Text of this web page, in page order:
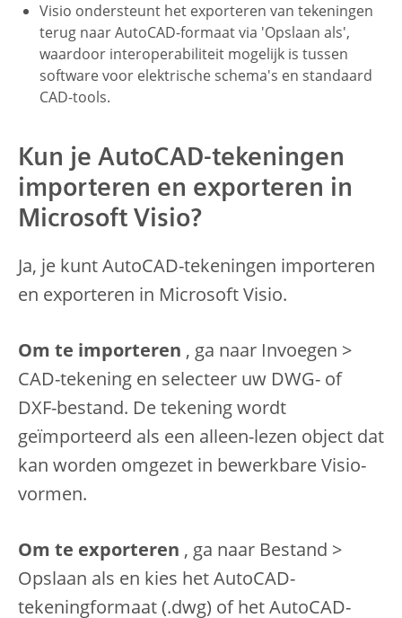
Visio ondersteunt het exporteren van tekeningen
terug naar AutoCAD-formaat via 'Opslaan als',
waardoor interoperabiliteit mogelijk is tussen
software voor elektrische schema's en standaard
CAD-tools.
Kun je AutoCAD-tekeningen
importeren en exporteren in
Microsoft Visio?
Ja, je kunt AutoCAD-tekeningen importeren
en exporteren in Microsoft Visio.
Om te importeren , ga naar Invoegen >
CAD-tekening en selecteer uw DWG- of
DXF-bestand. De tekening wordt
geïmporteerd als een alleen-lezen object dat
kan worden omgezet in bewerkbare Visio-
vormen.
Om te exporteren , ga naar Bestand >
Opslaan als en kies het AutoCAD-
tekeningformaat (.dwg) of het AutoCAD-